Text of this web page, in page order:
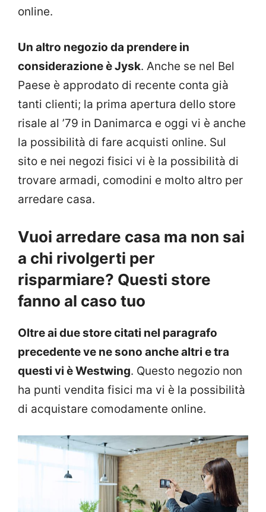
online.
Un altro negozio da prendere in
considerazione è Jysk. Anche se nel Bel
Paese è approdato di recente conta già
tanti clienti; la prima apertura dello store
risale al ’79 in Danimarca e oggi vi è anche
la possibilità di fare acquisti online. Sul
sito e nei negozi fisici vi è la possibilità di
trovare armadi, comodini e molto altro per
arredare casa.
Vuoi arredare casa ma non sai
a chi rivolgerti per
risparmiare? Questi store
fanno al caso tuo
Oltre ai due store citati nel paragrafo
precedente ve ne sono anche altri e tra
questi vi è Westwing. Questo negozio non
ha punti vendita fisici ma vi è la possibilità
di acquistare comodamente online.